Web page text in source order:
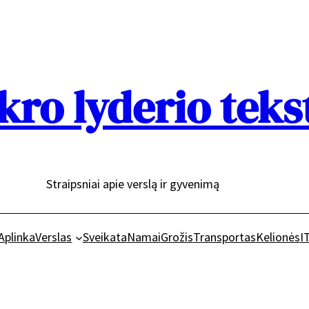
lyderio
Straipsniai apie verslą ir gyvenimą
Verslas SveikataNamaiGrožisTransportasKelionės